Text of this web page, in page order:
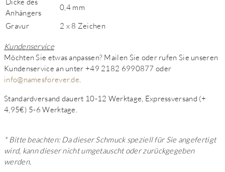
Anhängers
0,4 mm
Gravur 2 x 8 Zeichen
Kundenservice
Möchten Sie etwas anpassen? Mailen Sie oder rufen Sie unseren
Kundenservice an unter +49 2182 6990877 oder
info@namesforever.de
Standardversand dauert 10-12 Werktage, Expressversand (+
4,95€) 5-6 Werktage.
* Bitte beachten: Da dieser Schmuck speziell für Sie angefertigt
wird, kann dieser nicht umgetauscht oder zurückgegeben
werden.